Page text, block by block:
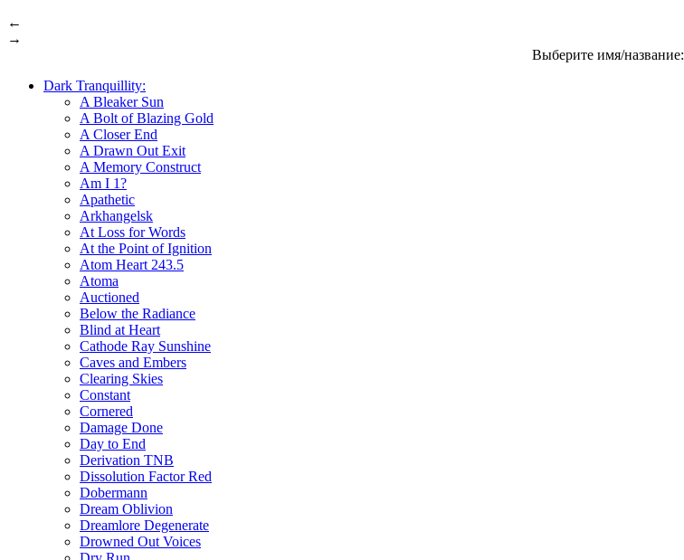
←
→
Выберите имя/название:
Dark Tranquillity:
A Bleaker Sun
A Bolt of Blazing Gold
A Closer End
A Drawn Out Exit
A Memory Construct
Am I 1?
Apathetic
Arkhangelsk
At Loss for Words
At the Point of Ignition
Atom Heart 243.5
Atoma
Auctioned
Below the Radiance
Blind at Heart
Cathode Ray Sunshine
Caves and Embers
Clearing Skies
Constant
Cornered
Damage Done
Day to End
Derivation TNB
Dissolution Factor Red
Dobermann
Dream Oblivion
Dreamlore Degenerate
Drowned Out Voices